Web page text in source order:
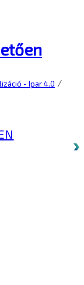
- Ipar 4.0 /